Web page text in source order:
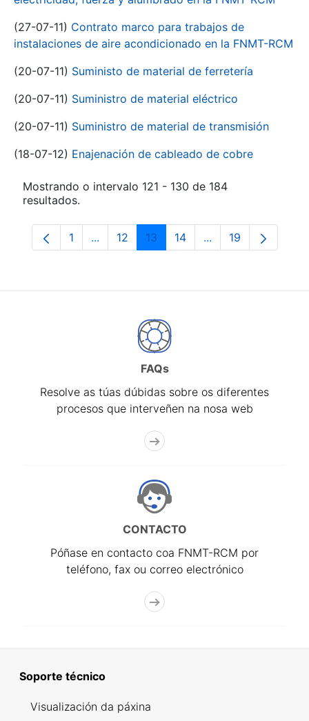
(27-07-11) Contrato marco para trabajos de
instalaciones de aire acondicionado en la FNMT-RCM
(20-07-11) Suministo de material de ferretería
(20-07-11) Suministro de material eléctrico
(20-07-11) Suministro de material de transmisión
(18-07-12) Enajenación de cableado de cobre
Mostrando o intervalo 121 - 130 de 184
resultados.
Páxina
1 ...Páxinas intermedias Use pestaña para
Páxina
12 Páxina
13 Páxina
14 ...PáxinasPáxina
19
FAQs
Resolve as túas dúbidas sobre os diferentes
procesos que interveñen na nosa web
CONTACTO
Póñase en contacto coa FNMT-RCM por
teléfono, fax ou correo electrónico
Soporte técnico
Visualización da páxina